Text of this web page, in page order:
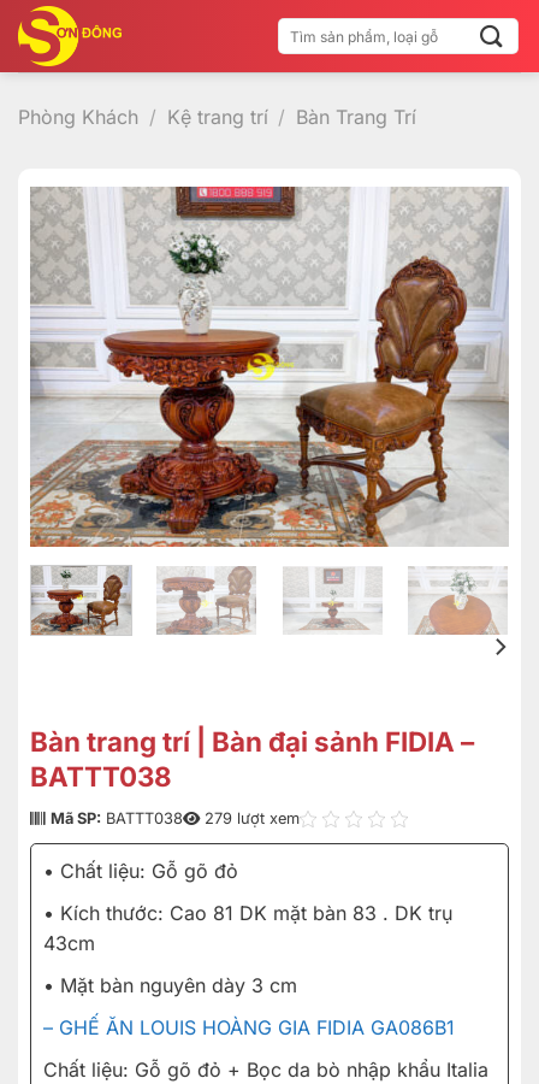
qua
nội
dung
Tìm
kiếm:
Phòng Khách / Kệ trang trí / Bàn Trang Trí
Bàn trang trí | Bàn đại sảnh FIDIA –
BATTT038
Mã SP: BATTT038 279 lượt xem
• Chất liệu: Gỗ gõ đỏ
• Kích thước: Cao 81 DK mặt bàn 83 . DK trụ
43cm
• Mặt bàn nguyên dày 3 cm
– GHẾ ĂN LOUIS HOÀNG GIA FIDIA GA086B1
Chất liệu: Gỗ gõ đỏ + Bọc da bò nhập khẩu Italia